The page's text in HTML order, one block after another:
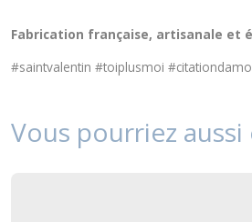
Fabrication française, artisanale et
#saintvalentin #toiplusmoi
Vous pourriez